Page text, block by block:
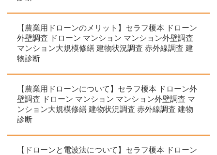
【農業用ドローンのメリット】セラフ榎本 ドローン
外壁調査 ドローン マンション マンション外壁調査
マンション大規模修繕 建物状況調査 赤外線調査 建
物診断
【農業用ドローンについて】セラフ榎本 ドローン外
壁調査 ドローン マンション マンション外壁調査 マ
ンション大規模修繕 建物状況調査 赤外線調査 建物
診断
【ドローンと電波法について】セラフ榎本 ドローン